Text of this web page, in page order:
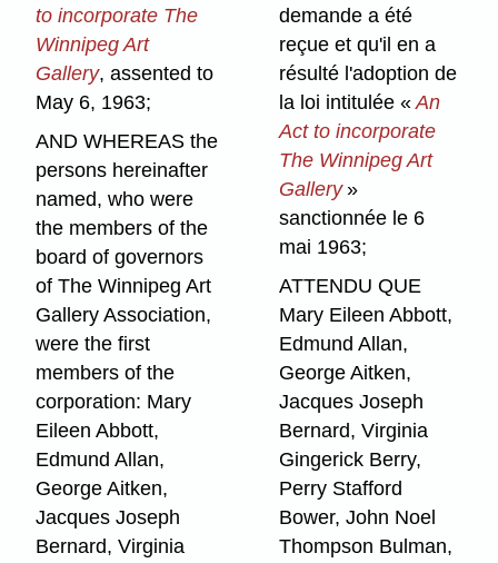
to incorporate The
Winnipeg Art
Gallery, assented to
May 6, 1963;
AND WHEREAS the
persons hereinafter
named, who were
the members of the
board of governors
of The Winnipeg Art
Gallery Association,
were the first
members of the
corporation: Mary
Eileen Abbott,
Edmund Allan,
George Aitken,
Jacques Joseph
Bernard, Virginia
demande a été
reçue et qu'il en a
résulté l'adoption de
la loi intitulée «An
Act to incorporate
The Winnipeg Art
Gallery»
sanctionnée le 6
mai 1963;
ATTENDU QUE
Mary Eileen Abbott,
Edmund Allan,
George Aitken,
Jacques Joseph
Bernard, Virginia
Gingerick Berry,
Perry Stafford
Bower, John Noel
Thompson Bulman,